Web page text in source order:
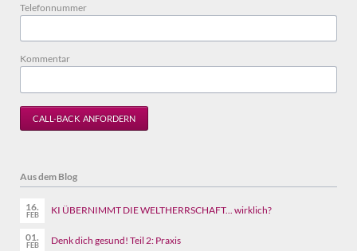
Telefonnummer
Kommentar
CALL-BACK ANFORDERN
Aus dem Blog
16.
FEB KI ÜBERNIMMT DIE WELTHERRSCHAFT... wirklich?
01.
FEB Denk dich gesund! Teil 2: Praxis